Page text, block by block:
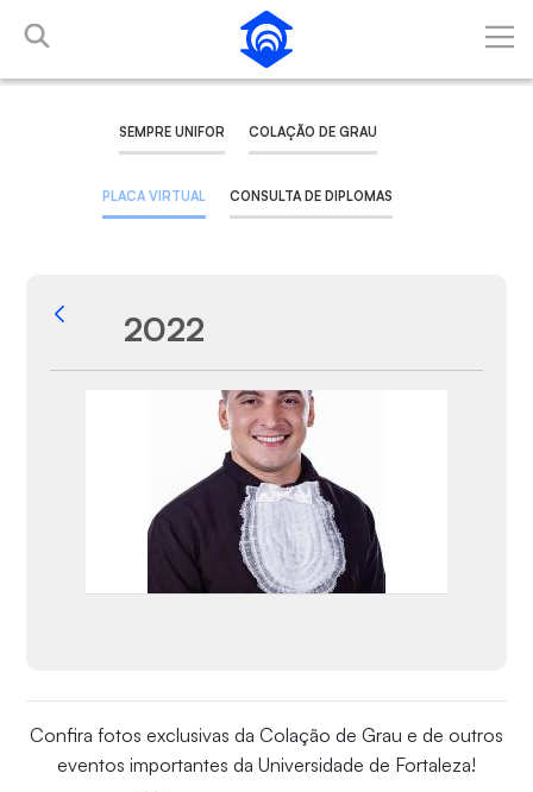
Pular para o Conteúdo principal
SEMPRE UNIFOR COLAÇÃO DE GRAU
PLACA VIRTUAL CONSULTA DE DIPLOMAS
Voltar
2022
Confira fotos exclusivas da Colação de Grau e de outros
eventos importantes da Universidade de Fortaleza!